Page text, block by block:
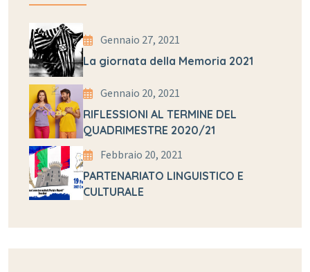
Gennaio 27, 2021
La giornata della Memoria 2021
Gennaio 20, 2021
RIFLESSIONI AL TERMINE DEL
QUADRIMESTRE 2020/21
Febbraio 20, 2021
PARTENARIATO LINGUISTICO E
CULTURALE